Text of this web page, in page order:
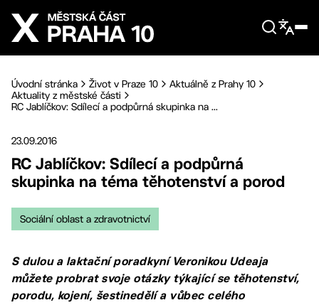
Přejít na hlavní obsah
Úvodní stránka Život v Praze 10
Aktuálně z Prahy 10
Aktuality z městské části
RC Jablíčkov: Sdílecí a podpůrná skupinka na ...
23.09.2016
RC Jablíčkov: Sdílecí a podpůrná
skupinka na téma těhotenství a porod
Sociální oblast a zdravotnictví
S dulou a laktační poradkyní Veronikou Udeaja
můžete probrat svoje otázky týkající se těhotenství,
porodu, kojení, šestinedělí a vůbec celého